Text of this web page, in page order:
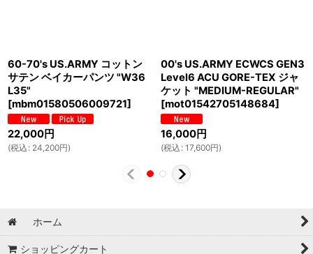
60-70's US.ARMY コットン
サテン ベイカーパンツ "W36
L35"
[mbm01580506009721]
22,000円
(税込 : 24,200円)
00's US.ARMY ECWCS GEN3
Level6 ACU GORE-TEX ジャ
ケット "MEDIUM-REGULAR"
[mot01542705148684]
16,000円
(税込 : 17,600円)
ホーム
ショッピングカート